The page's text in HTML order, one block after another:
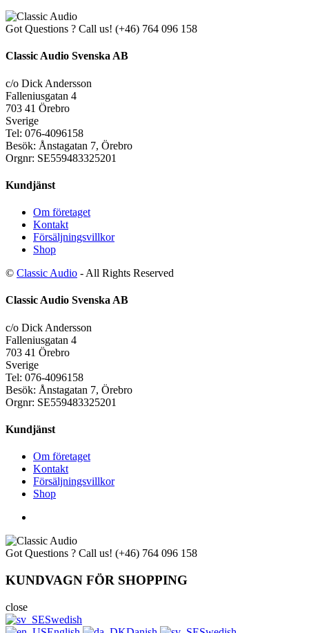
Got Questions ? Call us! (+46) 764 096 158
Classic Audio Svenska AB
c/o Dick Andersson
Falleniusgatan 4
703 41 Örebro
Sverige
Tel: 076-4096158
Besök: Ånstagatan 7, Örebro
Orgnr: SE559483325201
Kundjänst
Om företaget
Kontakt
Försäljningsvillkor
Shop
© Classic Audio - All Rights Reserved
Classic Audio Svenska AB
c/o Dick Andersson
Falleniusgatan 4
703 41 Örebro
Sverige
Tel: 076-4096158
Besök: Ånstagatan 7, Örebro
Orgnr: SE559483325201
Kundjänst
Om företaget
Kontakt
Försäljningsvillkor
Shop
Got Questions ? Call us! (+46) 764 096 158
KUNDVAGN FÖR SHOPPING
close
Swedish